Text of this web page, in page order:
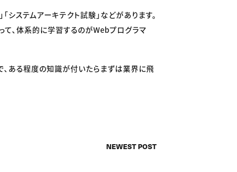
システムアーキテクト試験」などがあります。
て、体系的に学習するのがWebプログラマ
ある程度の知識が付いたらまずは業界に飛
NEWEST POST